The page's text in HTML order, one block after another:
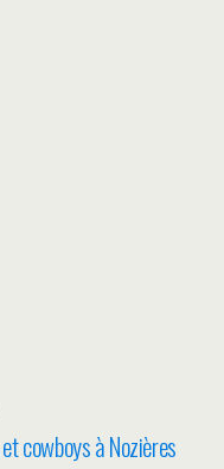
cowboys à Nozières